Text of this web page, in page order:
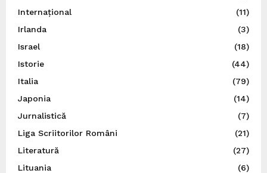
Internațional
(11)
Irlanda
(3)
Israel
(18)
Istorie
(44)
Italia
(79)
Japonia
(14)
Jurnalistică
(7)
Liga Scriitorilor Români
(21)
Literatură
(27)
Lituania
(6)